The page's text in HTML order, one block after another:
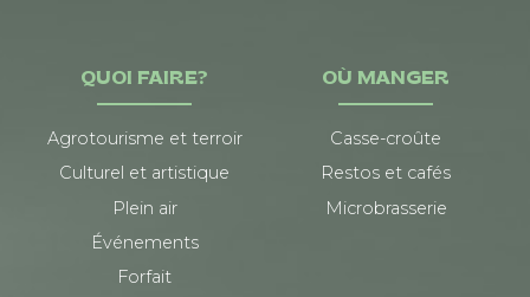
QUOI FAIRE?
Agrotourisme et terroir
Culturel et artistique
Plein air
Événements
Forfait
OÙ MANGER
Casse-croûte
Restos et cafés
Microbrasserie